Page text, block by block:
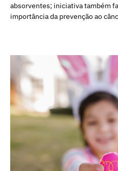
absorventes; iniciativa também
importância da prevenção ao